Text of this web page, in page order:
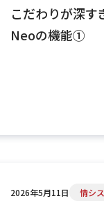
こだわりが深
Neoの機能①
2026年5月11日 情シ